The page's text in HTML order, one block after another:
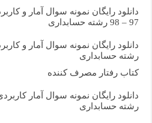
دانلود رایگان نمونه سوال آمار و
97 – 98 رشته حسابداری
رشته حسابداری
کتاب رفتار مصرف کننده
رشته حسابداری